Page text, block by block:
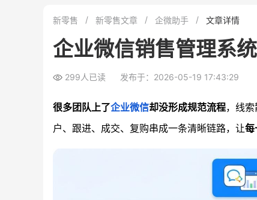
新零售 新零售文章 企微助手 文章详情
企业微信销售管理系
299人已读 发布于：2026-05-19 17:43:29
很多团队上了企业微信却没形成规范流程，线
户、跟进、成交、复购串成一条清晰链路，让每